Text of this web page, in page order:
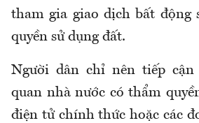
tham gia giao dịch bất động
quyền sử dụng đất.
Người dân chỉ nên tiếp
quan nhà nước có thẩm
điện tử chính thức hoặc các